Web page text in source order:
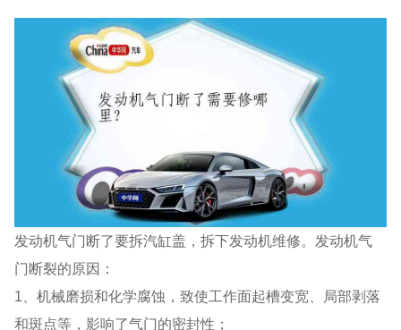
发动机气门断了要拆汽缸盖，拆下发动机维修。发动机气
门断裂的原因：
1、机械磨损和化学腐蚀，致使工作面起槽变宽、局部剥落
和斑点等，影响了气门的密封性；